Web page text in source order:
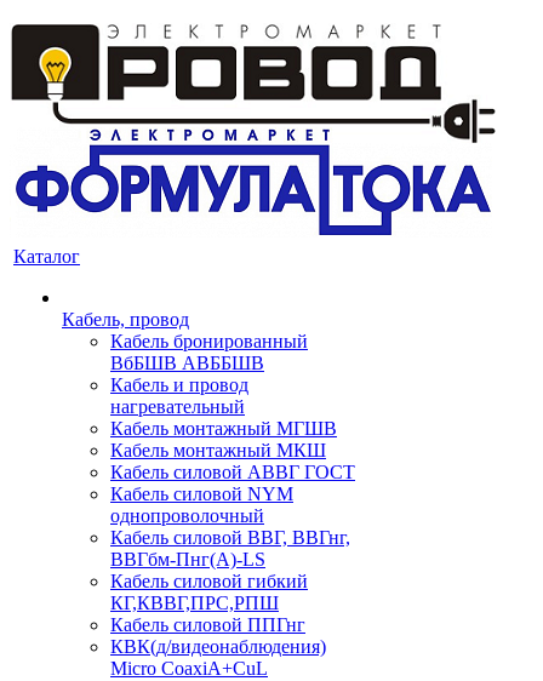
Каталог
Кабель, провод
Кабель бронированный
ВбБШВ АВББШВ
Кабель и провод
нагревательный
Кабель монтажный МГШВ
Кабель монтажный МКШ
Кабель силовой АВВГ ГОСТ
Кабель силовой NYM
однопроволочный
Кабель силовой ВВГ, ВВГнг,
ВВГбм-Пнг(А)-LS
Кабель силовой гибкий
КГ,КВВГ,ПРС,РПШ
Кабель силовой ППГнг
КВК(д/видеонаблюдения)
Micro CoaxiA+CuL